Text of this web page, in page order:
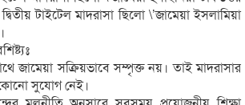
টাইটেল মাদরাসা ছিলো \’জামেয়া ইসলামিয়া
জামেয়া সক্রিয়ভাবে সম্পৃক্ত নয়। তাই মাদরাসার
কোনো সুযোগ নেই।